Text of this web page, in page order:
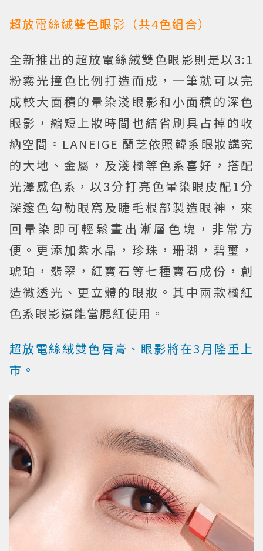
超放電絲絨雙色眼影（共4色組合）
全新推出的超放電絲絨雙色眼影則是以3:1
粉霧光撞色比例打造而成，一筆就可以完
成較大面積的暈染淺眼影和小面積的深色
眼影，縮短上妝時間也結省刷具占掉的收
納空間。LANEIGE 蘭芝依照韓系眼妝講究
的大地、金屬，及淺橘等色系喜好，搭配
光澤感色系，以3分打亮色暈染眼皮配1分
深邃色勾勒眼窩及睫毛根部製造眼神，來
回暈染即可輕鬆畫出漸層色塊，非常方
便。更添加紫水晶，珍珠，珊瑚，碧璽，
琥珀，翡翠，紅寶石等七種寶石成份，創
造微透光、更立體的眼妝。其中兩款橘紅
色系眼影還能當腮紅使用。
超放電絲絨雙色唇膏、眼影將在3月隆重上
市。